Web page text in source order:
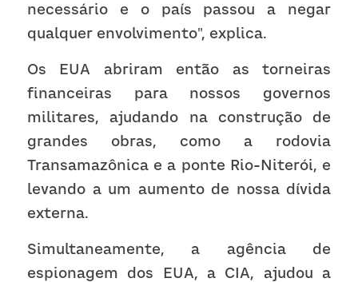
necessário e o país passou a negar
qualquer envolvimento", explica.
Os EUA abriram então as torneiras
financeiras para nossos governos
militares, ajudando na construção de
grandes obras, como a rodovia
Transamazônica e a ponte Rio-Niterói, e
levando a um aumento de nossa dívida
externa.
Simultaneamente, a agência de
espionagem dos EUA, a CIA, ajudou a